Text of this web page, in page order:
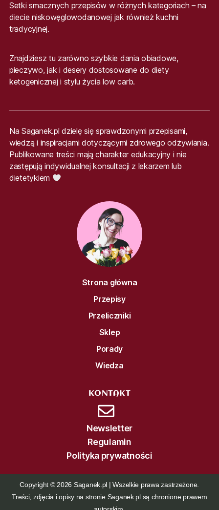
Setki smacznych przepisów w różnych kategoriach – na
diecie niskowęglowodanowej jak również kuchni
tradycyjnej.
Znajdziesz tu zarówno szybkie dania obiadowe,
pieczywo, jak i desery dostosowane do diety
ketogenicznej i stylu życia low carb.
Na Saganek.pl dzielę się sprawdzonymi przepisami,
wiedzą i inspiracjami dotyczącymi zdrowego odżywiania.
Publikowane treści mają charakter edukacyjny i nie
zastępują indywidualnej konsultacji z lekarzem lub
dietetykiem
Strona główna
Przepisy
Przeliczniki
Sklep
Porady
Wiedza
KONTAKT
Newsletter
Regulamin
Polityka prywatności
Copyright © 2026 Saganek.pl | Wszelkie prawa zastrzeżone.
Treści, zdjęcia i opisy na stronie Saganek.pl są chronione prawem